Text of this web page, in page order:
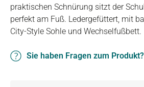
praktischen Schnürung sitzt der
perfekt am Fuß. Ledergefüttert, mit
City-Style Sohle und Wechselfußbett.
Sie haben Fragen zum Produkt?